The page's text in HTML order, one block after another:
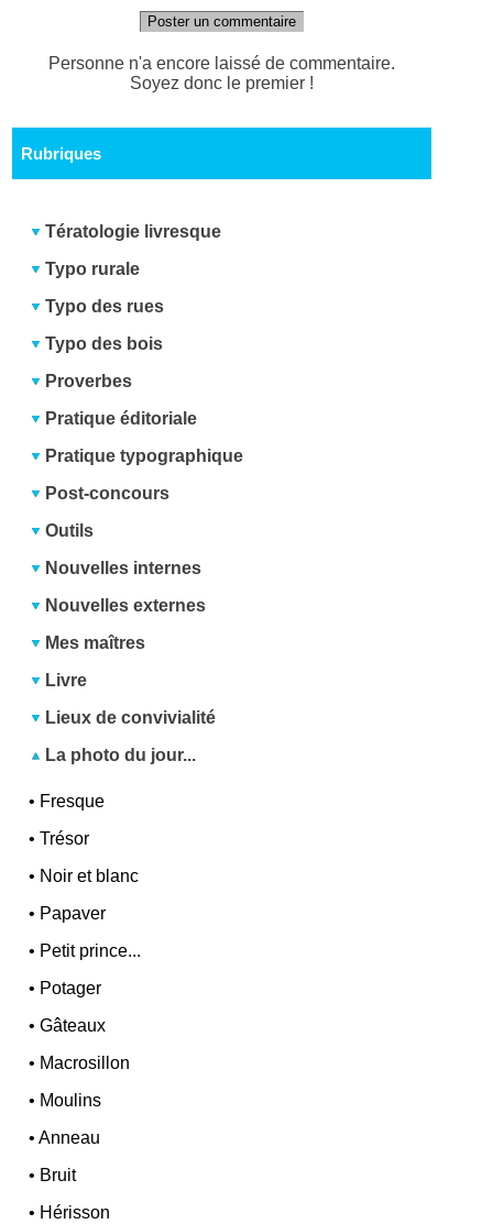
Poster un commentaire
Personne n'a encore laissé de commentaire.
Soyez donc le premier !
Rubriques
Tératologie livresque
Typo rurale
Typo des rues
Typo des bois
Proverbes
Pratique éditoriale
Pratique typographique
Post-concours
Outils
Nouvelles internes
Nouvelles externes
Mes maîtres
Livre
Lieux de convivialité
La photo du jour...
• Fresque
•Trésor
• Noir et blanc
• Papaver
• Petit prince...
• Potager
•Gâteaux
• Macrosillon
• Moulins
•Anneau
• Bruit
• Hérisson